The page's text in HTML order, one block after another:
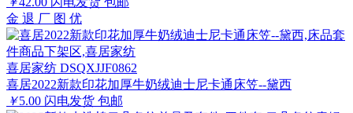
金 退 厂 图 优
喜居家纺 DSQXJJF0862
喜居2022新款印花加厚牛奶绒迪士尼卡通床笠--黛西
￥5.00 闪电发货 包邮